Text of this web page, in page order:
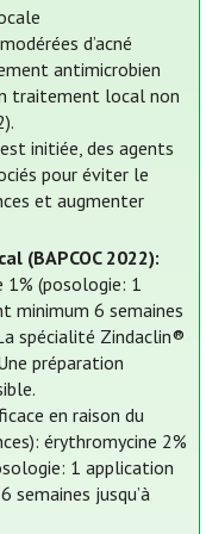
d’acné
antimicrobien
traitement local non
initiée, des agents
pour éviter le
et augmenter
(BAPCOC 2022):
1% (posologie: 1
minimum 6 semaines
spécialité Zindaclin®
préparation
en raison du
érythromycine 2%
1 application
semaines jusqu’à